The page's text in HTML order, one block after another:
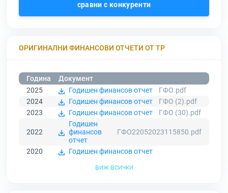
сравни с конкуренти
ОРИГИНАЛНИ ФИНАНСОВИ ОТЧЕТИ ОТ ТР
Година
Документ
2025
Годишен финансов отчет
ГФО.pdf
2024
Годишен финансов отчет
ГФО (2).pdf
2023
Годишен финансов отчет ГФО (30).pdf
2022
Годишен
финансов
отчет
ГФО22052023115850.pdf
2020
Годишен финансов отчет
виж всички